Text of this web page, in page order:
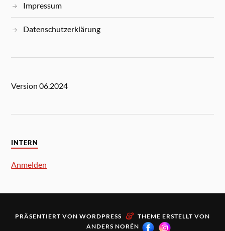
Impressum
Datenschutzerklärung
Version 06.2024
INTERN
Anmelden
PRÄSENTIERT VON WORDPRESS & THEME ERSTELLT VON
ANDERS NORÉN